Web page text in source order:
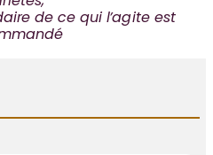
de ce qui l’agite est